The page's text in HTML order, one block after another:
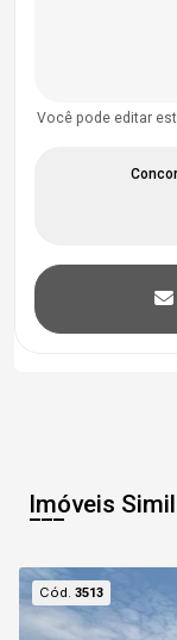
Você pode editar
Imóveis
Cód.3513